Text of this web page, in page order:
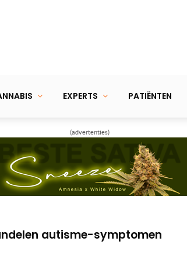
EXPERTS PATIËNTEN
(advertenties)
ontstekingen en voorkomt
de wetenschap: waar staan we?
ontstekingen en voorkomt